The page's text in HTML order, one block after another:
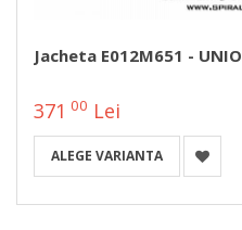
Jacheta E012M651 -
371 00 Lei
ALEGE VARIANTA